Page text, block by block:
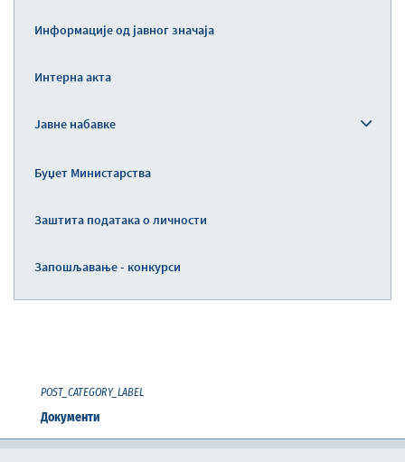
Информације од јавног значаја
Интерна акта
Јавне набавке
Буџет Министарства
Заштита података о личности
Запошљавање - конкурси
POST_CATEGORY_LABEL
Документи